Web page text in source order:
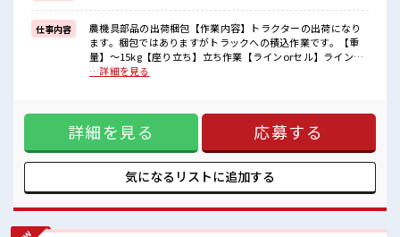
■職場の雰囲気
休憩室で自分タイム！
のんびりスマホチェック♪
職場にはロッカー完備！
私物の置きすぎには注意が必要ですね★
仕事内容
農機具部品の出荷梱包【作業内容】トラクターの出荷になり
ます。梱包ではありますがトラックへの積込作業です。【重
量】～15kg【座り立ち】立ち作業【ラインorセル】ライン作
業ではありません ■お仕事PR ≪稼ぎたい人向け≫ 高収入を希
しいことにチャレンジするのは不安だけど、 しっかり働く環
境が整っています！ イチからスキルUP・ステップUP目指し
ていきましょう！ ≪自分に向いている仕事が探せる≫ 困った
事などがあれば、 担当がしっかりサポートします！ ■職場の
雰囲気 休憩室で自分タイム！ のんびりスマホチェック♪ 職場
にはロッカー完備！ 私物の置きすぎには注意が必要ですね★
…詳細を見る
詳細を見る 応募する
気になるリストに追加する